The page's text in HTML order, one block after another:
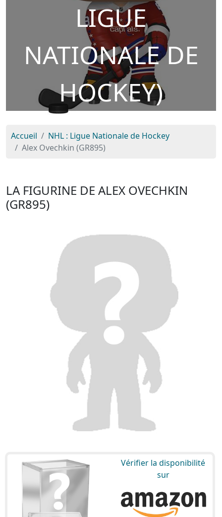
LIGUE
NATIONALE DE
HOCKEY)
Accueil
NHL : Ligue Nationale de Hockey
Alex Ovechkin (GR895)
LA FIGURINE DE ALEX OVECHKIN
(GR895)
Vérifier la disponibilité
sur